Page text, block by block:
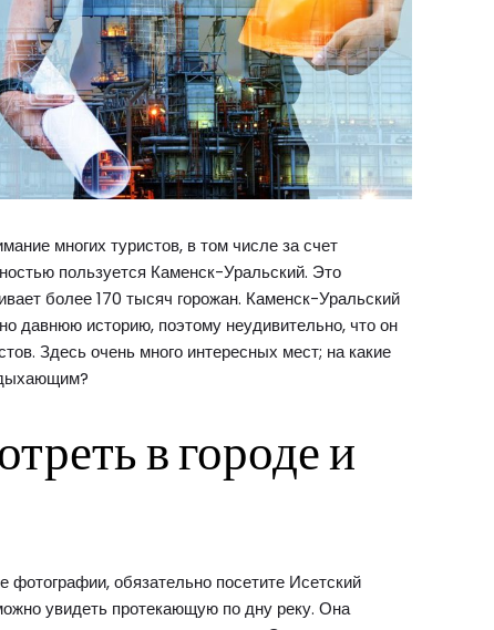
многих туристов, в том числе за счет
пользуется Каменск-Уральский. Это
более 170 тысяч горожан. Каменск-Уральский
давнюю историю, поэтому неудивительно, что он
Здесь очень много интересных мест; на какие
в городе и
обязательно посетите Исетский
увидеть протекающую по дну реку. Она